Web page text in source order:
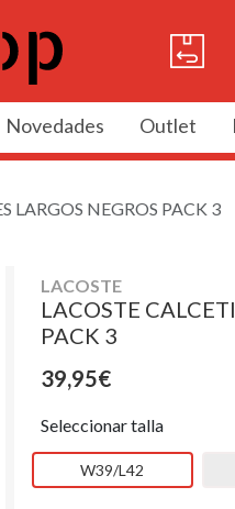
Novedades Outlet
LARGOS NEGROS PACK 3
LACOSTE
LACOSTE
PACK 3
39,95€
Seleccionar talla
W39/L42